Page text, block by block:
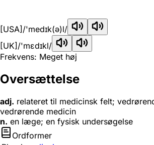
[USA] /'medɪk(ə)l/
[UK] /'mɛdɪkl/
Frekvens: Meget høj
Oversættelse
adj. relateret til medicinsk felt;
vedrørende medicin
n. en læge; en fysisk undersøgelse
Ordformer